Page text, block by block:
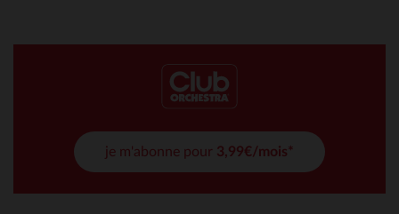
je m'abonne pour 3,99€/mois*